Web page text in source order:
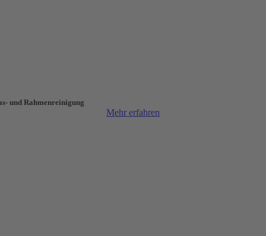
und Rahmen­reinigung
Mehr erfahren